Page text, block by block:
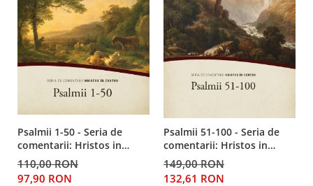
Psalmii 1-50 - Seria de
comentarii: Hristos in
centru
110,00 RON
97,90 RON
Psalmii 51-100 - Seria de
comentarii: Hristos in
centru
149,00 RON
132,61 RON